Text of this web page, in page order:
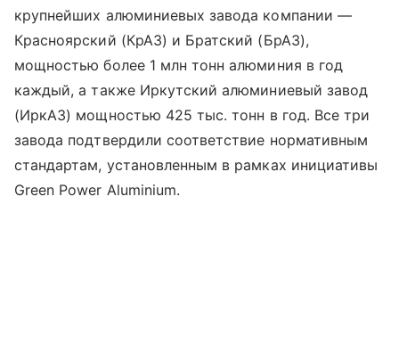
крупнейших алюминиевых завода компании —
Красноярский (КрАЗ) и Братский (БрАЗ),
мощностью более 1 млн тонн алюминия в год
каждый, а также Иркутский алюминиевый завод
(ИркАЗ) мощностью 425 тыс. тонн в год. Все три
завода подтвердили соответствие нормативным
стандартам, установленным в рамках инициативы
Green Power Aluminium.